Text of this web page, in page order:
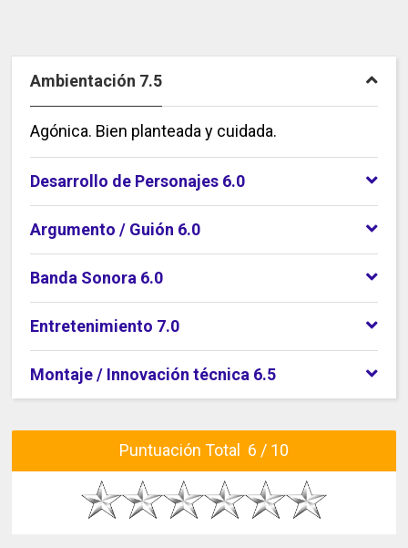
Ambientación 7.5
Agónica. Bien planteada y cuidada.
Desarrollo de Personajes 6.0
Argumento / Guión 6.0
Banda Sonora 6.0
Entretenimiento 7.0
Montaje / Innovación técnica 6.5
Puntuación Total 6 / 10